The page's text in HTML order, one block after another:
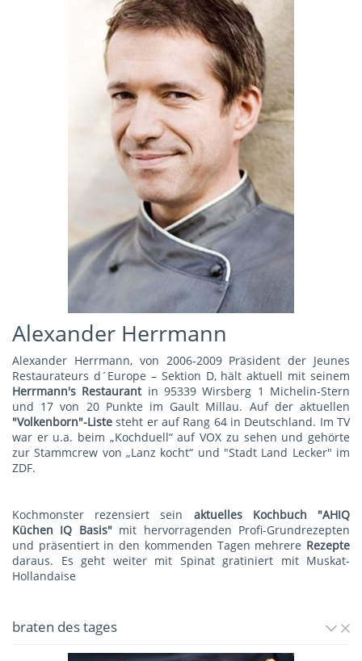
Alexander Herrmann
Alexander Herrmann, von 2006-2009 Präsident der Jeunes
Restaurateurs d´Europe – Sektion D, hält aktuell mit seinem
Herrmann's Restaurant in 95339 Wirsberg 1 Michelin-Stern
und 17 von 20 Punkte im Gault Millau. Auf der aktuellen
"Volkenborn"-Liste steht er auf Rang 64 in Deutschland. Im TV
war er u.a. beim „Kochduell“ auf VOX zu sehen und gehörte
zur Stammcrew von „Lanz kocht“ und "Stadt Land Lecker" im
ZDF.
Kochmonster rezensiert sein aktuelles Kochbuch "AHIQ
Küchen IQ Basis" mit hervorragenden Profi-Grundrezepten
und präsentiert in den kommenden Tagen mehrere Rezepte
daraus. Es geht weiter mit Spinat gratiniert mit Muskat-
Hollandaise
braten des tages